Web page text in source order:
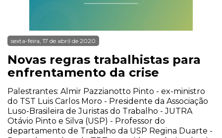
sexta-feira, 17 de abril de 2020
Novas regras trabalhistas para
enfrentamento da crise
Palestrantes: Almir Pazzianotto Pinto - ex-ministro
do TST Luis Carlos Moro - Presidente da Associação
Luso-Brasileira de Juristas do Trabalho - JUTRA
Otávio Pinto e Silva (USP) - Professor do
departamento de Trabalho da USP Regina Duarte -